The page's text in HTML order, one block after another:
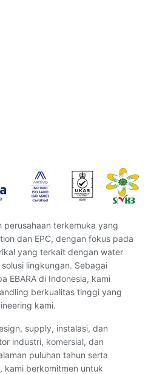
perusahaan terkemuka yang
dan EPC, dengan fokus pada
yang terkait dengan water
lingkungan. Sebagai
EBARA di Indonesia, kami
berkualitas tinggi yang
kami.
supply, instalasi, dan
industri, komersial, dan
puluhan tahun serta
kami berkomitmen untuk